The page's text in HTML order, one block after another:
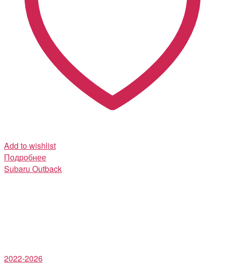
Add to wishlist
Подробнее
Subaru Outback
2022-2026